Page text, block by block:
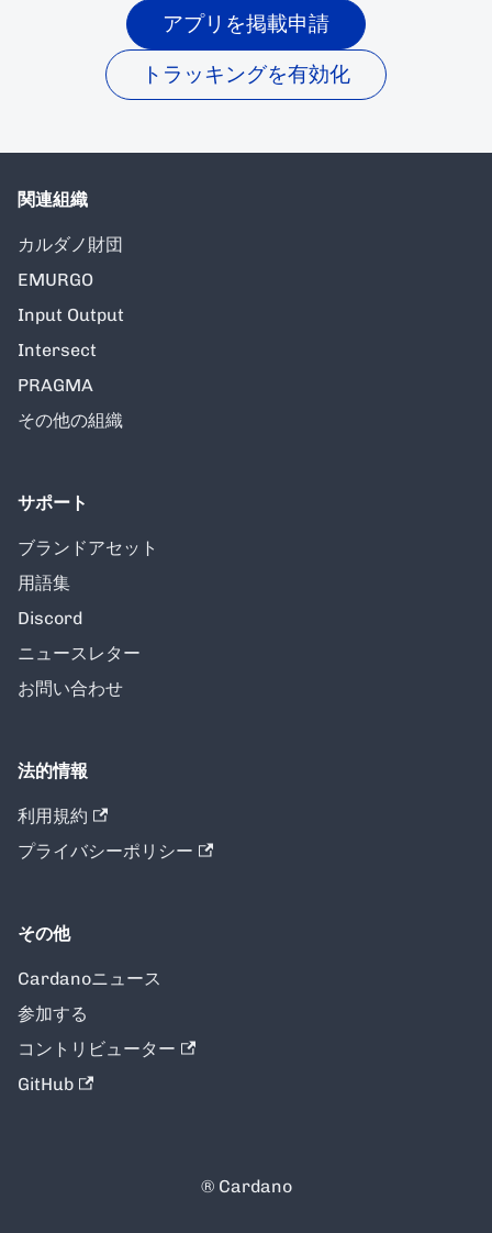
アプリを掲載申請
トラッキングを有効化
関連組織
カルダノ財団
EMURGO
Input Output
Intersect
PRAGMA
その他の組織
サポート
ブランドアセット
用語集
Discord
ニュースレター
お問い合わせ
法的情報
利用規約
プライバシーポリシー
その他
Cardanoニュース
参加する
コントリビューター
GitHub
® Cardano